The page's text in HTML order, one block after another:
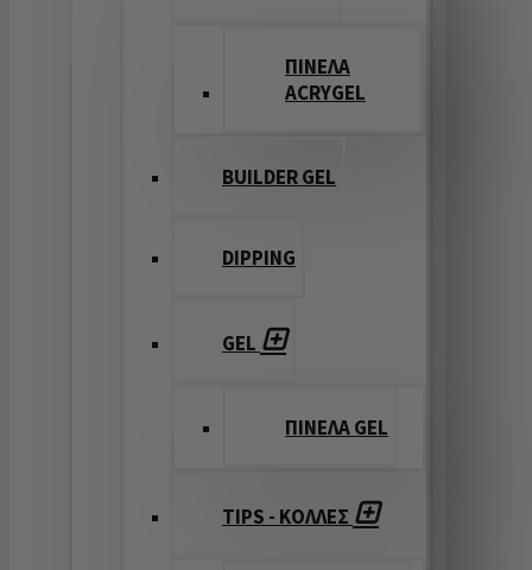
ΠΙΝΕΛΑ
ACRYGEL
BUILDER GEL
DIPPING
GEL
ΠΙΝΕΛΑ GEL
TIPS - ΚΟΛΛΕΣ